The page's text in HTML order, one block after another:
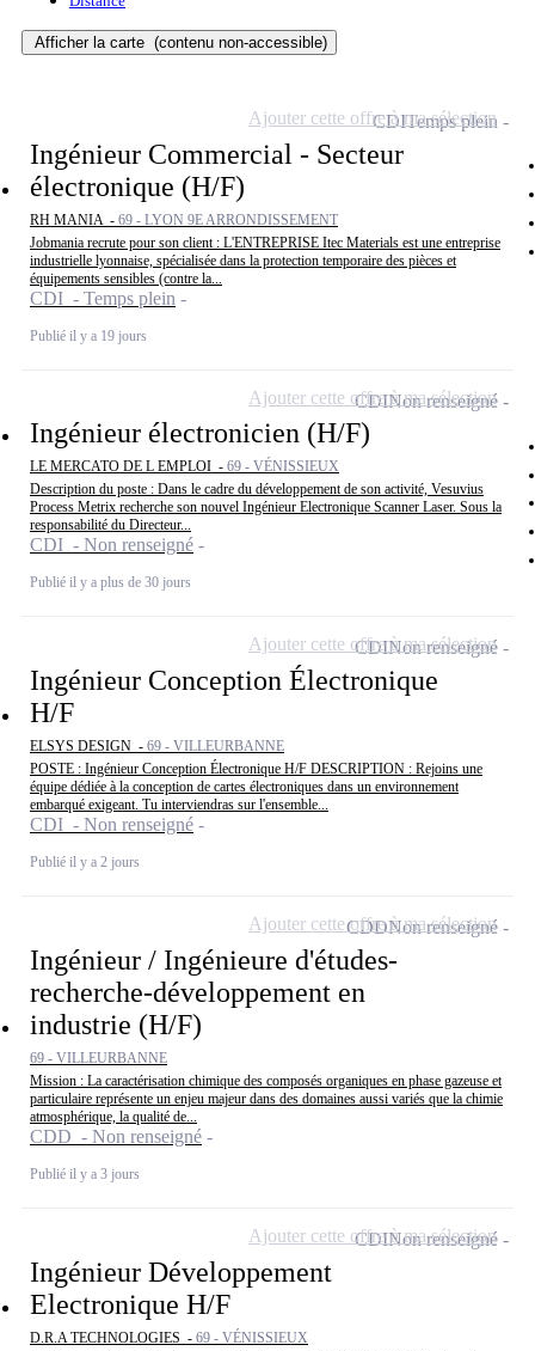
Afficher la carte (contenu non-accessible)
Ingénieur Commercial - Secteur
électronique (H/F)
RH MANIA - 69 - LYON 9E ARRONDISSEMENT
Jobmania recrute pour son client : L'ENTREPRISE Itec Materials est une entreprise
industrielle lyonnaise, spécialisée dans la protection temporaire des pièces et
équipements sensibles (contre la...
CDI - Temps plein
Publié il y a 19 jours
CDITemps plein
Ajouter cette offre à ma sélection
Ingénieur électronicien (H/F)
LE MERCATO DE L EMPLOI - 69 - VÉNISSIEUX
Description du poste : Dans le cadre du développement de son activité, Vesuvius
Process Metrix recherche son nouvel Ingénieur Electronique Scanner Laser. Sous la
responsabilité du Directeur...
CDI - Non renseigné
Publié il y a plus de 30 jours
CDINon renseigné
Ajouter cette offre à ma sélection
Ingénieur Conception Électronique
H/F
ELSYS DESIGN - 69 - VILLEURBANNE
POSTE : Ingénieur Conception Électronique H/F DESCRIPTION : Rejoins une
équipe dédiée à la conception de cartes électroniques dans un environnement
embarqué exigeant. Tu interviendras sur l'ensemble...
CDI - Non renseigné
Publié il y a 2 jours
CDINon renseigné
Ajouter cette offre à ma sélection
Ingénieur / Ingénieure d'études-
recherche-développement en
industrie (H/F)
69 - VILLEURBANNE
Mission : La caractérisation chimique des composés organiques en phase gazeuse et
particulaire représente un enjeu majeur dans des domaines aussi variés que la chimie
atmosphérique, la qualité de...
CDD - Non renseigné
Publié il y a 3 jours
CDDNon renseigné
Ajouter cette offre à ma sélection
Ingénieur Développement
Electronique H/F
D.R.A TECHNOLOGIES - 69 - VÉNISSIEUX
CDINon renseigné
Ajouter cette offre à ma sélection